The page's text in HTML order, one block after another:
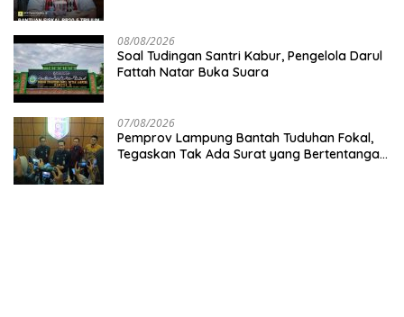
08/08/2026
Soal Tudingan Santri Kabur, Pengelola Darul
Fattah Natar Buka Suara
07/08/2026
Pemprov Lampung Bantah Tuduhan Fokal,
Tegaskan Tak Ada Surat yang Bertentangan